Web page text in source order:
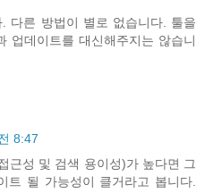
다른 방법이 별로 없습니다. 툴을
업데이트를 대신해주지는 않습니
8:47
근성 및 검색 용이성)가 높다면 그
트 될 가능성이 클거라고 봅니다.